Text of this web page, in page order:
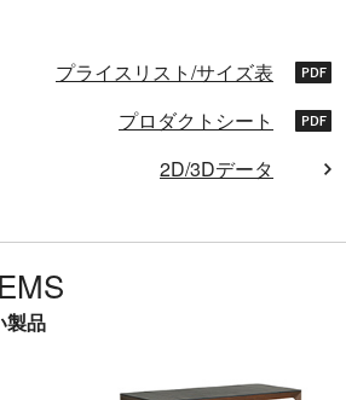
プライスリスト/サイズ表
プロダクトシート
2D/3Dデータ
製品